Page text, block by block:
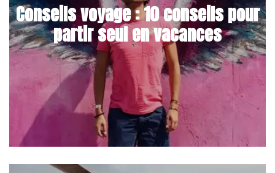
Conseils voyage : 10 conseils pour
partir seul en vacances